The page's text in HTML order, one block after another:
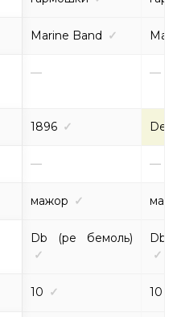
Marine Band ✓
— —
1896 ✓
— —
мажор ✓
Db (ре бемоль)
✓
Db
✓
10 ✓ 10